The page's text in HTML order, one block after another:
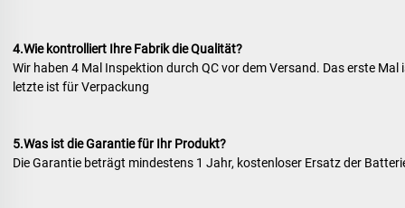
4.Wie kontrolliert Ihre Fabrik die Qualität?
Wir haben 4 Mal Inspektion durch QC vor dem Versand. Das erste
letzte ist für Verpackung
5.Was ist die Garantie für Ihr Produkt?
Die Garantie beträgt mindestens 1 Jahr, kostenloser Ersatz der